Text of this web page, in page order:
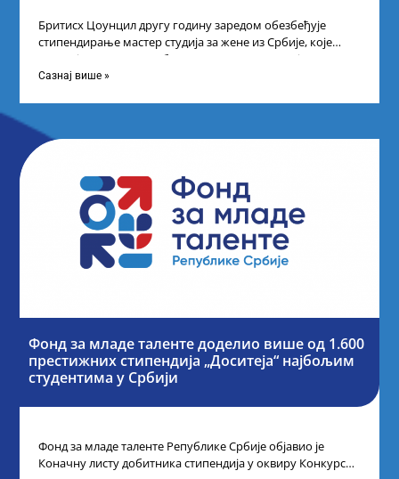
Бритисх Цоунцил другу годину заредом обезбеђује
стипендирање мастер студија за жене из Србије, које
поседују диплому из области науке, технологије,
Сазнај више »
Фонд за младе таленте доделио више од 1.600
престижних стипендија „Доситеја“ најбољим
студентима у Србији
Фонд за младе таленте Републике Србије објавио је
Коначну листу добитника стипендија у оквиру Конкурса